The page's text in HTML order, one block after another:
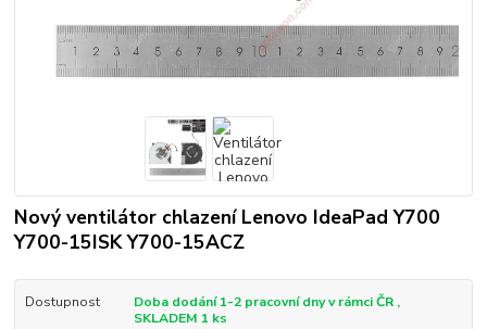
Nový ventilátor chlazení Lenovo IdeaPad Y700
Y700-15ISK Y700-15ACZ
Dostupnost
Doba dodání 1-2 pracovní dny v rámci ČR ,
SKLADEM 1 ks